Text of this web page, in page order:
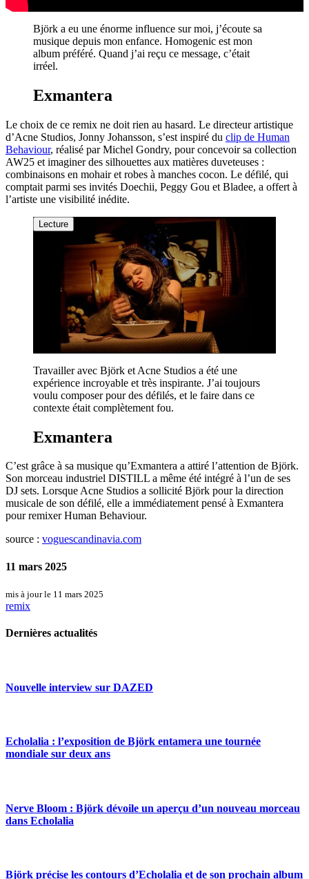
Björk a eu une énorme influence sur moi, j’écoute sa
musique depuis mon enfance. Homogenic est mon
album préféré. Quand j’ai reçu ce message, c’était
irréel.
Exmantera
Le choix de ce remix ne doit rien au hasard. Le directeur artistique
d’Acne Studios, Jonny Johansson, s’est inspiré du clip de Human
Behaviour, réalisé par Michel Gondry, pour concevoir sa collection
AW25 et imaginer des silhouettes aux matières duveteuses :
combinaisons en mohair et robes à manches cocon. Le défilé, qui
comptait parmi ses invités Doechii, Peggy Gou et Bladee, a offert à
l’artiste une visibilité inédite.
Lecture
Travailler avec Björk et Acne Studios a été une
expérience incroyable et très inspirante. J’ai toujours
voulu composer pour des défilés, et le faire dans ce
contexte était complètement fou.
Exmantera
C’est grâce à sa musique qu’Exmantera a attiré l’attention de Björk.
Son morceau industriel DISTILL a même été intégré à l’un de ses
DJ sets. Lorsque Acne Studios a sollicité Björk pour la direction
musicale de son défilé, elle a immédiatement pensé à Exmantera
pour remixer Human Behaviour.
source : voguescandinavia.com
11 mars 2025
mis à jour le 11 mars 2025
remix
Dernières actualités
Nouvelle interview sur DAZED
Echolalia : l’exposition de Björk entamera une tournée
mondiale sur deux ans
Nerve Bloom : Björk dévoile un aperçu d’un nouveau morceau
dans Echolalia
Björk précise les contours d’Echolalia et de son prochain album